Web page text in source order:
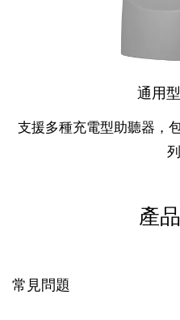
通用
支援多種充電型助聽器，
列
產
常見問題